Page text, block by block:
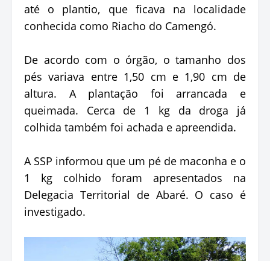
até o plantio, que ficava na localidade
conhecida como Riacho do Camengó.
De acordo com o órgão, o tamanho dos
pés variava entre 1,50 cm e 1,90 cm de
altura. A plantação foi arrancada e
queimada. Cerca de 1 kg da droga já
colhida também foi achada e apreendida.
A SSP informou que um pé de maconha e o
1 kg colhido foram apresentados na
Delegacia Territorial de Abaré. O caso é
investigado.